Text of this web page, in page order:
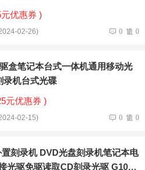
优惠券 )
02-26) 0 0
盒笔记本台式一体机通用移动光
录机台式光碟
元优惠券 )
02-15) 0 0
刻录机 DVD光盘刻录机笔记本电
光驱免驱读取CD刻录光驱 G100